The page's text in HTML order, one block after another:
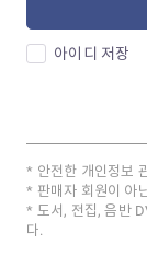
아이디 저장
안전한 개인정보
판매자 회원이 아
도서, 전집, 음반
다.